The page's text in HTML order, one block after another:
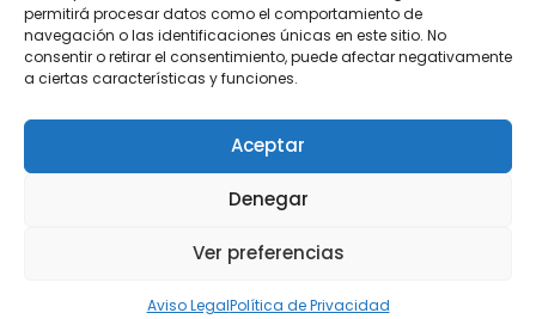
permitirá procesar datos como el comportamiento de
navegación o las identificaciones únicas en este sitio. No
consentir o retirar el consentimiento, puede afectar negativamente
a ciertas características y funciones.
Aceptar
Denegar
Ver preferencias
Aviso LegalPolítica de Privacidad
con *
Comentario*